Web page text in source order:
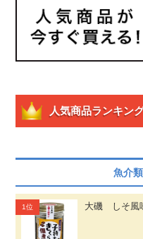
人気商品ランキン
魚介
大磯 しそ風